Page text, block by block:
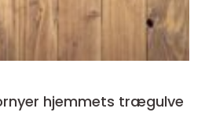
hjemmets trægulve